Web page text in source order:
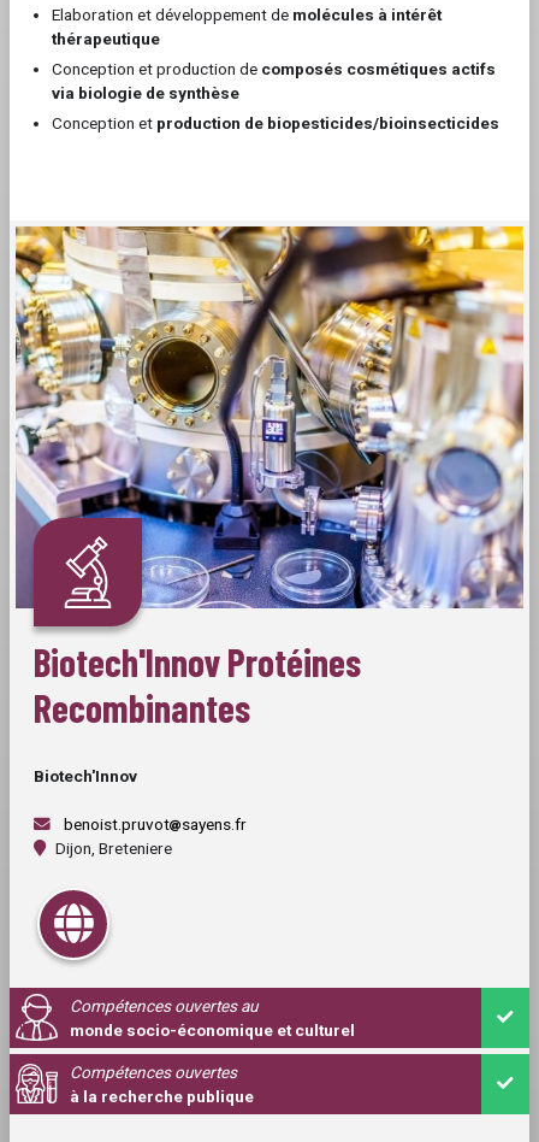
Elaboration et développement de molécules à intérêt
thérapeutique
Conception et production de composés cosmétiques actifs
via biologie de synthèse
Conception et production de biopesticides/bioinsecticides
Biotech'Innov Protéines
Recombinantes
Biotech'Innov
benoist.pruvot
sayens.fr
Dijon, Breteniere
Compétences ouvertes au
monde socio-économique et culturel
Compétences ouvertes
à la recherche publique